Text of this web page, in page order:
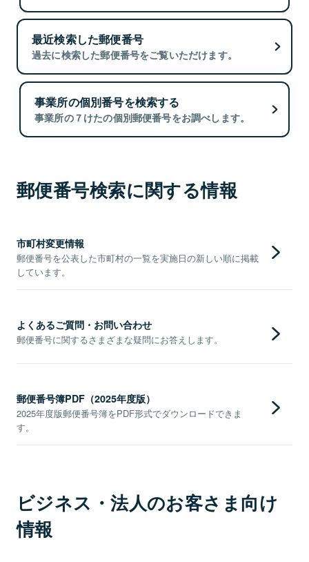
最近検索した郵便番号
過去に検索した郵便番号をご覧いただけます。
事業所の個別番号を検索する
事業所の７けたの個別郵便番号をお調べします。
郵便番号検索に関する情報
市町村変更情報
郵便番号を公表した市町村の一覧を実施日の新しい順に掲載
しています。
よくあるご質問・お問い合わせ
郵便番号に関するさまざまな疑問にお答えします。
郵便番号簿PDF（2025年度版）
2025年度版郵便番号簿をPDF形式でダウンロードできま
す。
ビジネス・法人のお客さま向け
情報